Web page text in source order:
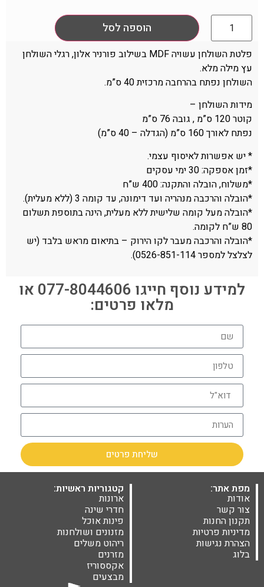
הוספה לסל
פלטת השולחן עשויה MDF בשילוב פורניר אלון, רגלי השולחן
עץ מילה מלא.
השולחן נפתח בהרחבה מרכזית 40 ס”מ.
מידות השולחן –
קוטר 120 ס”מ , גובה 76 ס”מ
נפתח לאורך 160 ס”מ (הגדלה – 40 ס”מ)
* יש אפשרות לאיסוף עצמי.
*זמן אספקה: 30 ימי עסקים
*משלוח, הובלה והתקנה: 400 ש”ח
*הובלה והרכבה מנהריה ועד דימונה, עד קומה 3 (ללא מעלית).
*הובלה מעל קומה שלישית ללא מעלית, הינה בתוספת תשלום
80 ש”ח לקומה.
*הובלה והרכבה מעבר לקו הירוק – בתיאום מראש בלבד (יש
לצלצל למספר 0526-851-114).
למידע נוסף חייגו 077-8044606 או
מלאו פרטים:
שליחת פרטים
מפת אתר:
אודות
צור קשר
תקנון החנות
מדיניות פרטיות
הצהרת נגישות
בלוג
קטגוריות ראשיות:
ארונות
חדרי שינה
פינות אוכל
מזנונים ושולחנות
ריהוט משלים
מזרנים
אקססוריז
מבצעים